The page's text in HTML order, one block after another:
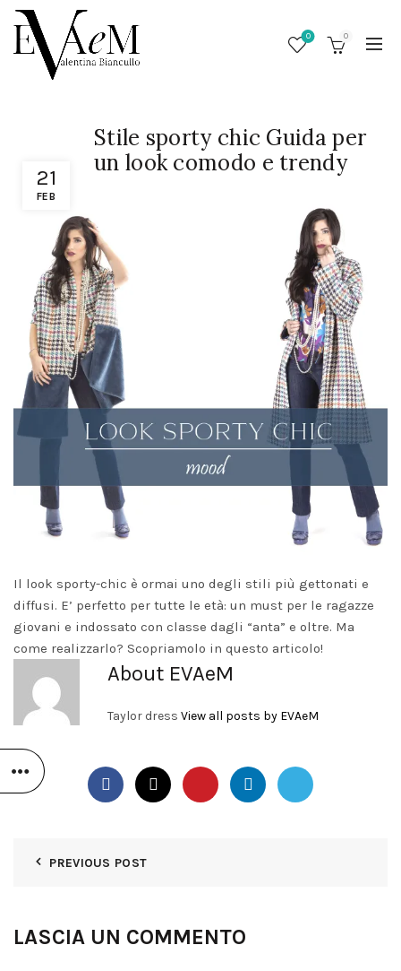
0 0
21
FEB
Stile sporty chic Guida per
un look comodo e trendy
Il look sporty-chic è ormai uno degli stili più gettonati e
diffusi. E’ perfetto per tutte le età: un must per le ragazze
giovani e indossato con classe dagli “anta” e oltre. Ma
come realizzarlo? Scopriamolo in questo articolo!
About EVAeM
Taylor dress View all posts by EVAeM
PREVIOUS POST
LASCIA UN COMMENTO